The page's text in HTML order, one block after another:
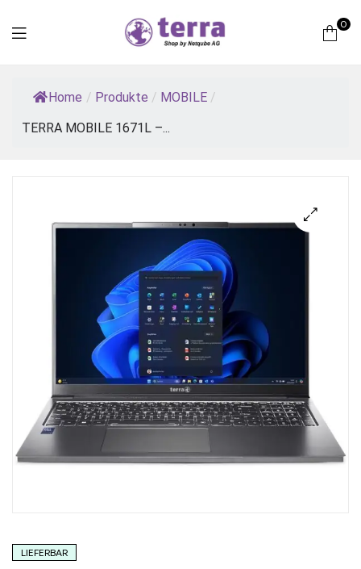
Computer
0
Home / Produkte / MOBILE /
TERRA MOBILE 1671L –...
LIEFERBAR